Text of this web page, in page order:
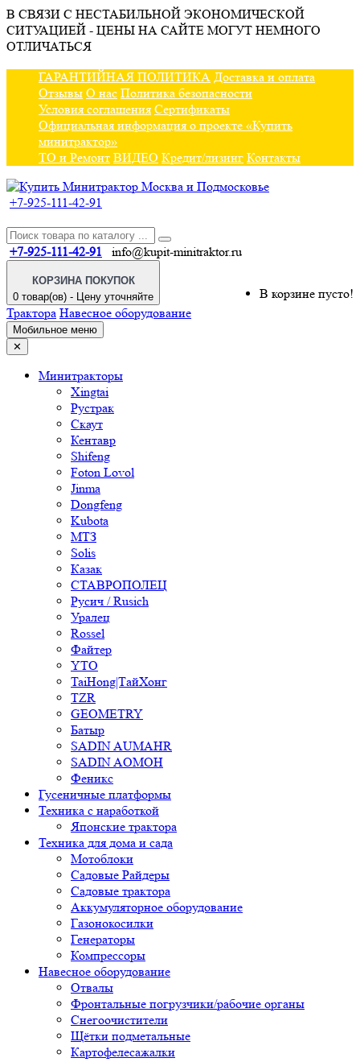
В СВЯЗИ С НЕСТАБИЛЬНОЙ ЭКОНОМИЧЕСКОЙ
СИТУАЦИЕЙ - ЦЕНЫ НА САЙТЕ МОГУТ НЕМНОГО
ОТЛИЧАТЬСЯ
ГАРАНТИЙНАЯ ПОЛИТИКА Доставка и оплата
Отзывы О нас Политика безопасности
Условия соглашения Сертификаты
Официальная информация о проекте «Купить
минитрактор»
ТО и Ремонт ВИДЕО Кредит/лизинг Контакты
+7-925-111-42-91
+7-925-111-42-91 info@kupit-minitraktor.ru
КОРЗИНА ПОКУПОК
0 товар(ов) - Цену уточняйте
В корзине пусто!
Трактора Навесное оборудование
Мобильное меню
✕
Минитракторы
Xingtai
Рустрак
Скаут
Кентавр
Shifeng
Foton Lovol
Jinma
Dongfeng
Kubota
МТЗ
Solis
Казак
СТАВРОПОЛЕЦ
Русич / Rusich
Уралец
Rossel
Файтер
YTO
TaiHong|ТайХонг
TZR
GEOMETRY
Батыр
SADIN AUMAHR
SADIN AOMOH
Феникс
Гусеничные платформы
Техника с наработкой
Японские трактора
Техника для дома и сада
Мотоблоки
Садовые Райдеры
Садовые трактора
Аккумуляторное оборудование
Газонокосилки
Генераторы
Компрессоры
Навесное оборудование
Отвалы
Фронтальные погрузчики/рабочие органы
Снегоочистители
Щётки подметальные
Картофелесажалки